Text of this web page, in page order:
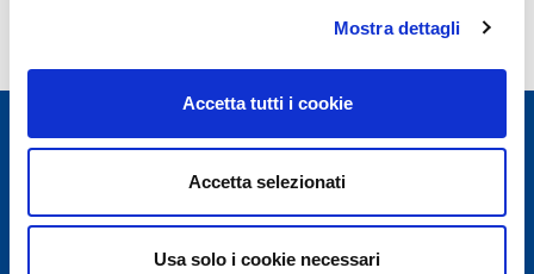
Mostra dettagli
Accetta tutti i cookie
Accetta selezionati
Usa solo i cookie necessari
For security reasons Passengers’ Terminal of Salerno